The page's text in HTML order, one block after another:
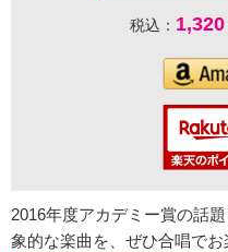
税込： 1,320
2016年度アカデミー賞の話
象的な楽曲を、ぜひ合唱でお